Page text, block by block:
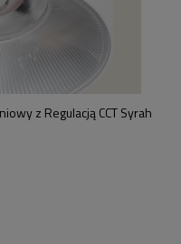
z Regulacją CCT Syrah